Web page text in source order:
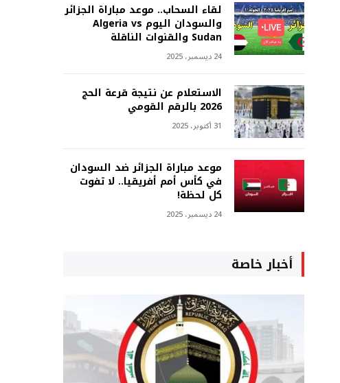
لقاء السحاب.. موعد مباراة الجزائر
والسودان اليوم Algeria vs
Sudan والقنوات الناقلة
24 ديسمبر، 2025
الاستعلام عن نتيجة قرعة الحج
2026 بالرقم القومي
31 أكتوبر، 2025
موعد مباراة الجزائر ضد السودان
في كأس أمم أفريقيا.. لا تفوت
كل لحظة!
24 ديسمبر، 2025
أخبار خاصة